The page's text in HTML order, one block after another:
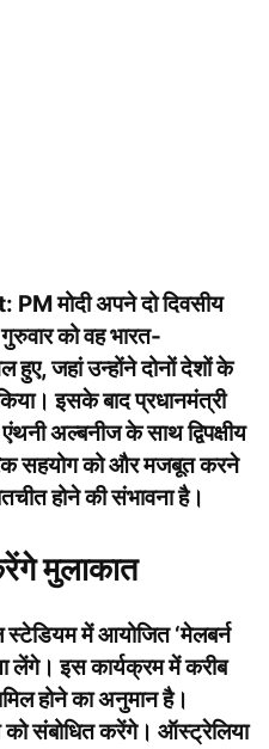
PM मोदी अपने दो दिवसीय
को वह भारत-
हुए, जहां उन्होंने दोनों देशों के
इसके बाद प्रधानमंत्री
अल्बनीज के साथ द्विपक्षीय
सहयोग को और मजबूत करने
होने की संभावना है।
मुलाकात
स्टेडियम में आयोजित ‘मेलबर्न
लेंगे। इस कार्यक्रम में करीब
होने का अनुमान है।
को संबोधित करेंगे। ऑस्ट्रेलिया